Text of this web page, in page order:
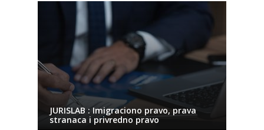
JURISLAB : Imigraciono pravo, prava
stranaca i privredno pravo